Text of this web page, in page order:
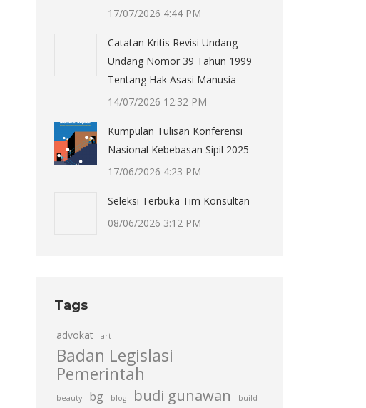
17/07/2026 4:44 PM
Catatan Kritis Revisi Undang-
Undang Nomor 39 Tahun 1999
Tentang Hak Asasi Manusia
14/07/2026 12:32 PM
Kumpulan Tulisan Konferensi
Nasional Kebebasan Sipil 2025
17/06/2026 4:23 PM
Seleksi Terbuka Tim Konsultan
08/06/2026 3:12 PM
Tags
advokat art
Badan Legislasi
Pemerintah
beauty bg blog budi gunawan build